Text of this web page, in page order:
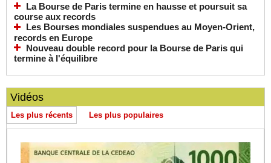
La Bourse de Paris termine en hausse et poursuit sa
course aux records
Les Bourses mondiales suspendues au Moyen-Orient,
records en Europe
Nouveau double record pour la Bourse de Paris qui
termine à l'équilibre
Vidéos
Les plus récents Les plus populaires